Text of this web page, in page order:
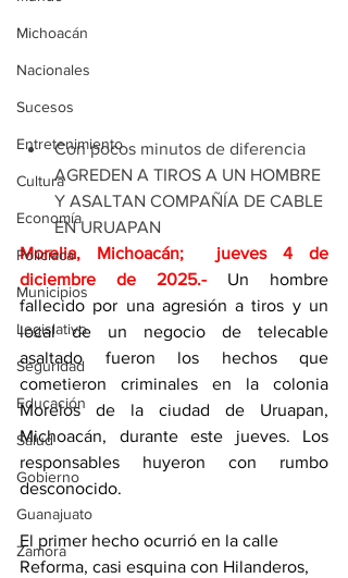
Michoacán
Nacionales
Sucesos
Entretenimiento
Cultura
Economía
Policíaca
Municipios
Legislativo
Seguridad
Educación
Salud
Gobierno
Guanajuato
Zamora
Con pocos minutos de diferencia
AGREDEN A TIROS A UN HOMBRE
Y ASALTAN COMPAÑÍA DE CABLE
EN URUAPAN
Morelia, Michoacán;  jueves 4 de
diciembre de 2025.- Un hombre
fallecido por una agresión a tiros y un
local de un negocio de telecable
asaltado fueron los hechos que
cometieron criminales en la colonia
Morelos de la ciudad de Uruapan,
Michoacán, durante este jueves. Los
responsables huyeron con rumbo
desconocido.
El primer hecho ocurrió en la calle
Reforma, casi esquina con Hilanderos,